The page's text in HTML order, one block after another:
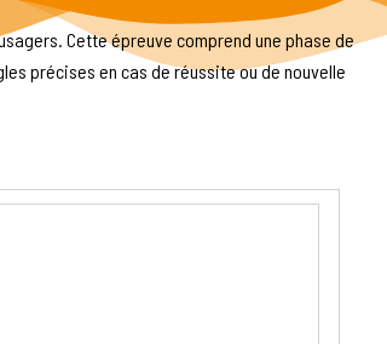
Cette épreuve comprend une phase de
précises en cas de réussite ou de nouvelle